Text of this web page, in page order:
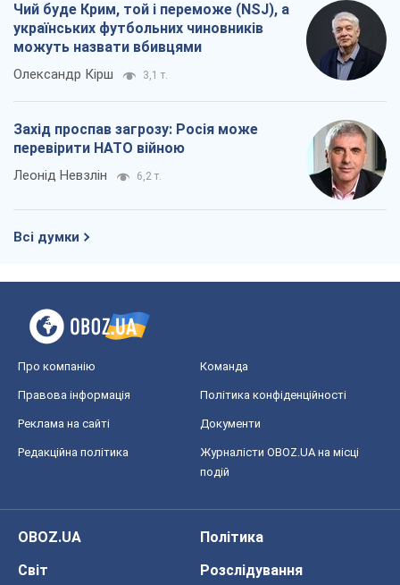
Чий буде Крим, той і переможе (NSJ), а
українських футбольних чиновників
можуть назвати вбивцями
Олександр Кірш 3,1 т.
Захід проспав загрозу: Росія може
перевірити НАТО війною
Леонід Невзлін 6,2 т.
Всі думки
Про компанію Команда
Правова інформація Політика конфіденційності
Реклама на сайті Документи
Редакційна політика
Журналісти OBOZ.UA на місці
подій
OBOZ.UA
Політика
Світ
Розслідування